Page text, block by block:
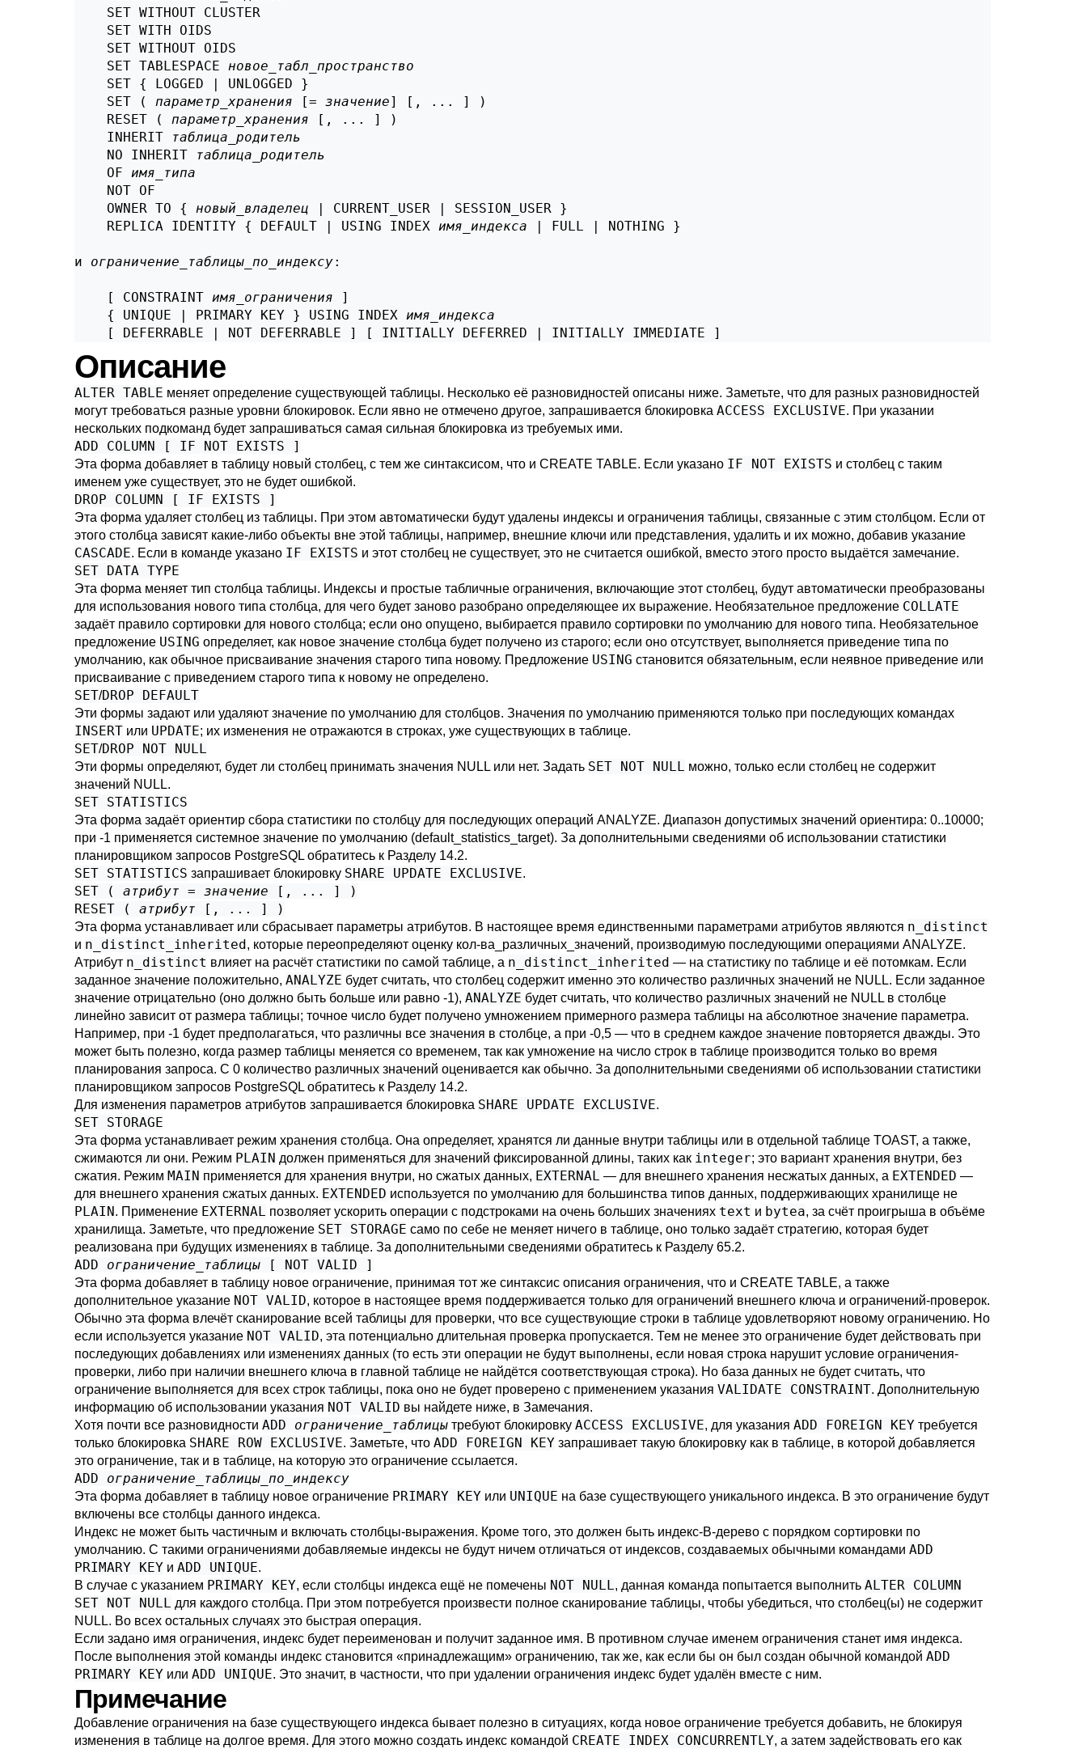
    SET WITHOUT CLUSTER
    SET WITH OIDS
    SET WITHOUT OIDS
    SET TABLESPACE
новое_табл_пространство
    SET { LOGGED | UNLOGGED }
    SET (
параметр_хранения [= значение] [, ... ] )
    RESET (
параметр_хранения [, ... ] )
    INHERIT
таблица_родитель
    NO INHERIT
таблица_родитель
    OF
имя_типа
    NOT OF
    OWNER TO {
новый_владелец | CURRENT_USER | SESSION_USER }
    REPLICA IDENTITY { DEFAULT | USING INDEX
имя_индекса | FULL | NOTHING }
и ограничение_таблицы_по_индексу:
    [ CONSTRAINT
имя_ограничения ]
    { UNIQUE | PRIMARY KEY } USING INDEX
имя_индекса
    [ DEFERRABLE | NOT DEFERRABLE ] [ INITIALLY DEFERRED | INITIALLY IMMEDIATE ]
Описание
ALTER TABLE меняет определение существующей таблицы. Несколько её разновидностей описаны ниже. Заметьте, что для разных разновидностей
могут требоваться разные уровни блокировок. Если явно не отмечено другое, запрашивается блокировка ACCESS EXCLUSIVE. При указании
нескольких подкоманд будет запрашиваться самая сильная блокировка из требуемых ими.
ADD COLUMN [ IF NOT EXISTS ]
Эта форма добавляет в таблицу новый столбец, с тем же синтаксисом, что и CREATE TABLE. Если указано IF NOT EXISTS и столбец с таким
именем уже существует, это не будет ошибкой.
DROP COLUMN [ IF EXISTS ]
Эта форма удаляет столбец из таблицы. При этом автоматически будут удалены индексы и ограничения таблицы, связанные с этим столбцом. Если от
этого столбца зависят какие-либо объекты вне этой таблицы, например, внешние ключи или представления, удалить и их можно, добавив указание
CASCADE. Если в команде указано IF EXISTS и этот столбец не существует, это не считается ошибкой, вместо этого просто выдаётся замечание.
SET DATA TYPE
Эта форма меняет тип столбца таблицы. Индексы и простые табличные ограничения, включающие этот столбец, будут автоматически преобразованы
для использования нового типа столбца, для чего будет заново разобрано определяющее их выражение. Необязательное предложение COLLATE
задаёт правило сортировки для нового столбца; если оно опущено, выбирается правило сортировки по умолчанию для нового типа. Необязательное
предложение USING определяет, как новое значение столбца будет получено из старого; если оно отсутствует, выполняется приведение типа по
умолчанию, как обычное присваивание значения старого типа новому. Предложение USING становится обязательным, если неявное приведение или
присваивание с приведением старого типа к новому не определено.
SET/DROP DEFAULT
Эти формы задают или удаляют значение по умолчанию для столбцов. Значения по умолчанию применяются только при последующих командах
INSERT или UPDATE; их изменения не отражаются в строках, уже существующих в таблице.
SET/DROP NOT NULL
Эти формы определяют, будет ли столбец принимать значения NULL или нет. Задать SET NOT NULL можно, только если столбец не содержит
значений NULL.
SET STATISTICS
Эта форма задаёт ориентир сбора статистики по столбцу для последующих операций ANALYZE. Диапазон допустимых значений ориентира: 0..10000;
при -1 применяется системное значение по умолчанию (default_statistics_target). За дополнительными сведениями об использовании статистики
планировщиком запросов PostgreSQL обратитесь к Разделу 14.2.
SET STATISTICS запрашивает блокировку SHARE UPDATE EXCLUSIVE.
SET ( атрибут = значение [, ... ] )
RESET ( атрибут [, ... ] )
Эта форма устанавливает или сбрасывает параметры атрибутов. В настоящее время единственными параметрами атрибутов являются n_distinct
и n_distinct_inherited, которые переопределяют оценку кол-ва_различных_значений, производимую последующими операциями ANALYZE.
Атрибут n_distinct влияет на расчёт статистики по самой таблице, а n_distinct_inherited — на статистику по таблице и её потомкам. Если
заданное значение положительно, ANALYZE будет считать, что столбец содержит именно это количество различных значений не NULL. Если заданное
значение отрицательно (оно должно быть больше или равно -1), ANALYZE будет считать, что количество различных значений не NULL в столбце
линейно зависит от размера таблицы; точное число будет получено умножением примерного размера таблицы на абсолютное значение параметра.
Например, при -1 будет предполагаться, что различны все значения в столбце, а при -0,5 — что в среднем каждое значение повторяется дважды. Это
может быть полезно, когда размер таблицы меняется со временем, так как умножение на число строк в таблице производится только во время
планирования запроса. С 0 количество различных значений оценивается как обычно. За дополнительными сведениями об использовании статистики
планировщиком запросов PostgreSQL обратитесь к Разделу 14.2.
Для изменения параметров атрибутов запрашивается блокировка SHARE UPDATE EXCLUSIVE.
SET STORAGE
Эта форма устанавливает режим хранения столбца. Она определяет, хранятся ли данные внутри таблицы или в отдельной таблице TOAST, а также,
сжимаются ли они. Режим PLAIN должен применяться для значений фиксированной длины, таких как integer; это вариант хранения внутри, без
сжатия. Режим MAIN применяется для хранения внутри, но сжатых данных, EXTERNAL — для внешнего хранения несжатых данных, а EXTENDED —
для внешнего хранения сжатых данных. EXTENDED используется по умолчанию для большинства типов данных, поддерживающих хранилище не
PLAIN. Применение EXTERNAL позволяет ускорить операции с подстроками на очень больших значениях text и bytea, за счёт проигрыша в объёме
хранилища. Заметьте, что предложение SET STORAGE само по себе не меняет ничего в таблице, оно только задаёт стратегию, которая будет
реализована при будущих изменениях в таблице. За дополнительными сведениями обратитесь к Разделу 65.2.
ADD ограничение_таблицы [ NOT VALID ]
Эта форма добавляет в таблицу новое ограничение, принимая тот же синтаксис описания ограничения, что и CREATE TABLE, а также
дополнительное указание NOT VALID, которое в настоящее время поддерживается только для ограничений внешнего ключа и ограничений-проверок.
Обычно эта форма влечёт сканирование всей таблицы для проверки, что все существующие строки в таблице удовлетворяют новому ограничению. Но
если используется указание NOT VALID, эта потенциально длительная проверка пропускается. Тем не менее это ограничение будет действовать при
последующих добавлениях или изменениях данных (то есть эти операции не будут выполнены, если новая строка нарушит условие ограничения-
проверки, либо при наличии внешнего ключа в главной таблице не найдётся соответствующая строка). Но база данных не будет считать, что
ограничение выполняется для всех строк таблицы, пока оно не будет проверено с применением указания VALIDATE CONSTRAINT. Дополнительную
информацию об использовании указания NOT VALID вы найдете ниже, в Замечания.
Хотя почти все разновидности ADD ограничение_таблицы требуют блокировку ACCESS EXCLUSIVE, для указания ADD FOREIGN KEY требуется
только блокировка SHARE ROW EXCLUSIVE. Заметьте, что ADD FOREIGN KEY запрашивает такую блокировку как в таблице, в которой добавляется
это ограничение, так и в таблице, на которую это ограничение ссылается.
ADD ограничение_таблицы_по_индексу
Эта форма добавляет в таблицу новое ограничение PRIMARY KEY или UNIQUE на базе существующего уникального индекса. В это ограничение будут
включены все столбцы данного индекса.
Индекс не может быть частичным и включать столбцы-выражения. Кроме того, это должен быть индекс-B-дерево с порядком сортировки по
умолчанию. С такими ограничениями добавляемые индексы не будут ничем отличаться от индексов, создаваемых обычными командами ADD
PRIMARY KEY и ADD UNIQUE.
В случае с указанием PRIMARY KEY, если столбцы индекса ещё не помечены NOT NULL, данная команда попытается выполнить ALTER COLUMN
SET NOT NULL для каждого столбца. При этом потребуется произвести полное сканирование таблицы, чтобы убедиться, что столбец(ы) не содержит
NULL. Во всех остальных случаях это быстрая операция.
Если задано имя ограничения, индекс будет переименован и получит заданное имя. В противном случае именем ограничения станет имя индекса.
После выполнения этой команды индекс становится «принадлежащим» ограничению, так же, как если бы он был создан обычной командой ADD
PRIMARY KEY или ADD UNIQUE. Это значит, в частности, что при удалении ограничения индекс будет удалён вместе с ним.
Примечание
Добавление ограничения на базе существующего индекса бывает полезно в ситуациях, когда новое ограничение требуется добавить, не блокируя
изменения в таблице на долгое время. Для этого можно создать индекс командой CREATE INDEX CONCURRENTLY, а затем задействовать его как